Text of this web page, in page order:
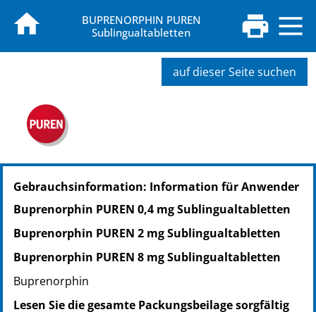
BUPRENORPHIN PUREN
Sublingualtabletten
auf dieser Seite suchen
PZN: 11327997
PPN: 111132799775
NTIN: 04150113279971
PPN: 111132800584
NTIN: 04150113280052
PZN: 17505980
PPN: 111750598000
NTIN: 04150175059801
Gebrauchsinformation: Information für Anwender
Buprenorphin PUREN 0,4 mg Sublingualtabletten
Buprenorphin PUREN 2 mg Sublingualtabletten
Buprenorphin PUREN 8 mg Sublingualtabletten
Buprenorphin
Lesen Sie die gesamte Packungsbeilage sorgfältig